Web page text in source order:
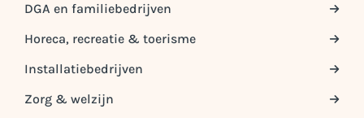
DGA en familiebedrijven
Horeca, recreatie & toerisme
Installatiebedrijven
Zorg & welzijn